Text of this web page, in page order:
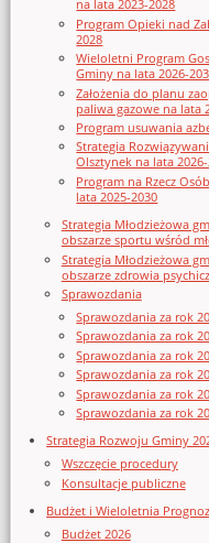
na lata 2023-2028
Program Opieki nad
2028
Wieloletni Program
Gminy na lata 2026-
Założenia do planu
paliwa gazowe na lata
Program usuwania
Strategia
Olsztynek na lata
Program na Rzecz
lata 2025-2030
Strategia Młodzieżowa
obszarze sportu wśród
Strategia Młodzieżowa
obszarze zdrowia
Sprawozdania
Sprawozdania za rok
Sprawozdania za rok
Sprawozdania za rok
Sprawozdania za rok
Sprawozdania za rok
Sprawozdania za rok
Strategia Rozwoju Gminy
Wszczęcie procedury
Konsultacje publiczne
Budżet i Wieloletnia
Budżet 2026